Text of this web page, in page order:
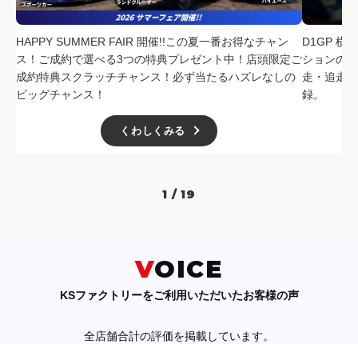
HAPPY SUMMER FAIR 開催!!この夏一番お得なチャン
ス！ご成約で選べる3つの特典プレゼント中！店頭限定ご
成約特典スクラッチチャンス！必ず当たるハズレなしの
ビッグチャンス！
くわしくみる
D1GP 横
ションの
走・追走
録。
1 / 19
VOICE
KSファクトリーをご利用いただいたお客様の声
全店舗合計の評価を掲載しています。